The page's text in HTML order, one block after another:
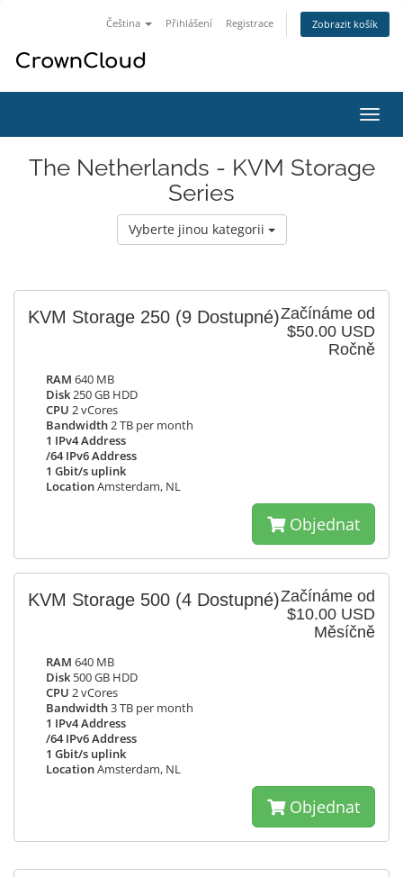
Čeština Přihlášení Registrace Zobrazit košík
The Netherlands - KVM Storage
Series
Vyberte jinou kategorii
Začínáme od
$50.00 USD
Ročně
KVM Storage 250 (9 Dostupné)
RAM 640 MB
Disk250 GB HDD
CPU 2 vCores
Bandwidth2 TB per month
1 IPv4 Address
/64 IPv6 Address
1 Gbit/s uplink
LocationAmsterdam, NL
Objednat
Začínáme od
$10.00 USD
Měsíčně
KVM Storage 500 (4 Dostupné)
RAM 640 MB
Disk 500 GB HDD
CPU 2 vCores
Bandwidth3 TB per month
1 IPv4 Address
/64 IPv6 Address
1 Gbit/s uplink
LocationAmsterdam, NL
Objednat